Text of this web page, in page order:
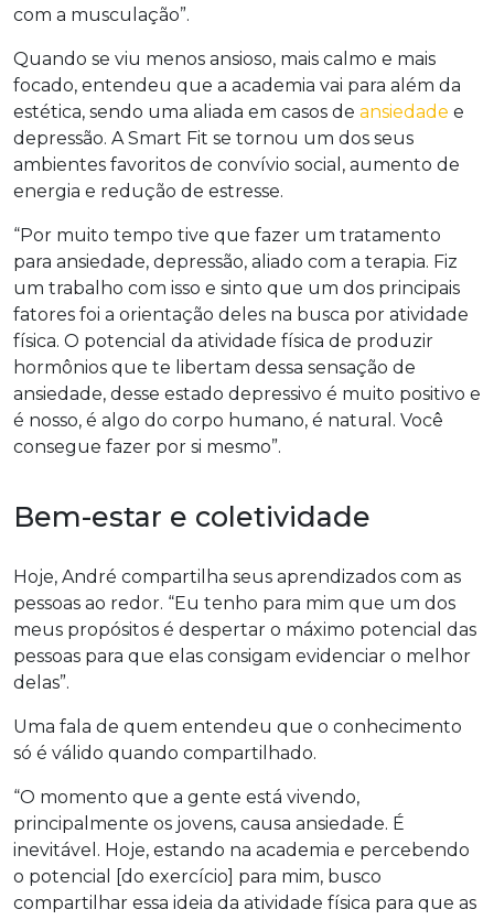
com a musculação”.
Quando se viu menos ansioso, mais calmo e mais
focado, entendeu que a academia vai para além da
estética, sendo uma aliada em casos de ansiedade e
depressão. A Smart Fit se tornou um dos seus
ambientes favoritos de convívio social, aumento de
energia e redução de estresse.
“Por muito tempo tive que fazer um tratamento
para ansiedade, depressão, aliado com a terapia. Fiz
um trabalho com isso e sinto que um dos principais
fatores foi a orientação deles na busca por atividade
física. O potencial da atividade física de produzir
hormônios que te libertam dessa sensação de
ansiedade, desse estado depressivo é muito positivo e
é nosso, é algo do corpo humano, é natural. Você
consegue fazer por si mesmo”.
Bem-estar e coletividade
Hoje, André compartilha seus aprendizados com as
pessoas ao redor. “Eu tenho para mim que um dos
meus propósitos é despertar o máximo potencial das
pessoas para que elas consigam evidenciar o melhor
delas”.
Uma fala de quem entendeu que o conhecimento
só é válido quando compartilhado.
“O momento que a gente está vivendo,
principalmente os jovens, causa ansiedade. É
inevitável. Hoje, estando na academia e percebendo
o potencial [do exercício] para mim, busco
compartilhar essa ideia da atividade física para que as